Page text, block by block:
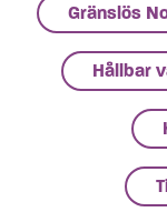
Gränslös
Hållbar